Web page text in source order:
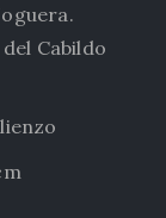
Cabildo